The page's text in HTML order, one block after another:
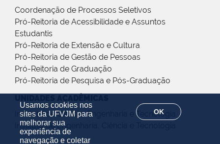
Usamos cookies nos
sites da UFVJM para
melhorar sua
experiência de
navegação e coletar
OK
Coordenação de Processos Seletivos
Pró-Reitoria de Acessibilidade e Assuntos
Estudantis
Pró-Reitoria de Extensão e Cultura
Pró-Reitoria de Gestão de Pessoas
Pró-Reitoria de Graduação
Pró-Reitoria de Pesquisa e Pós-Graduação
Instituto de Ciência, Engenharia e Tecnologia
Instituto de Engenharia, Ciência e Tecnologia